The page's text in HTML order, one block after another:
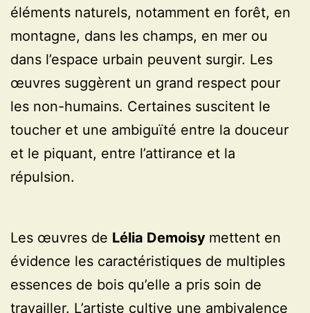
éléments naturels, notamment en forêt, en
montagne, dans les champs, en mer ou
dans l’espace urbain peuvent surgir. Les
œuvres suggèrent un grand respect pour
les non-humains. Certaines suscitent le
toucher et une ambiguïté entre la douceur
et le piquant, entre l’attirance et la
répulsion.
Les œuvres de Lélia Demoisy mettent en
évidence les caractéristiques de multiples
essences de bois qu’elle a pris soin de
travailler. L’artiste cultive une ambivalence